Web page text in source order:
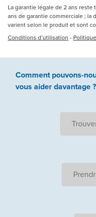
La garantie légale de 2 ans reste
ans de garantie commerciale ; la
varient selon le produit et sont
Conditions d’utilisation -
Comment pouvons-
vous aiderdavantage ?